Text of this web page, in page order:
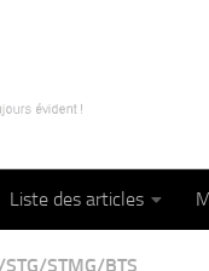
Liste des articles
STG/STMG/BTS